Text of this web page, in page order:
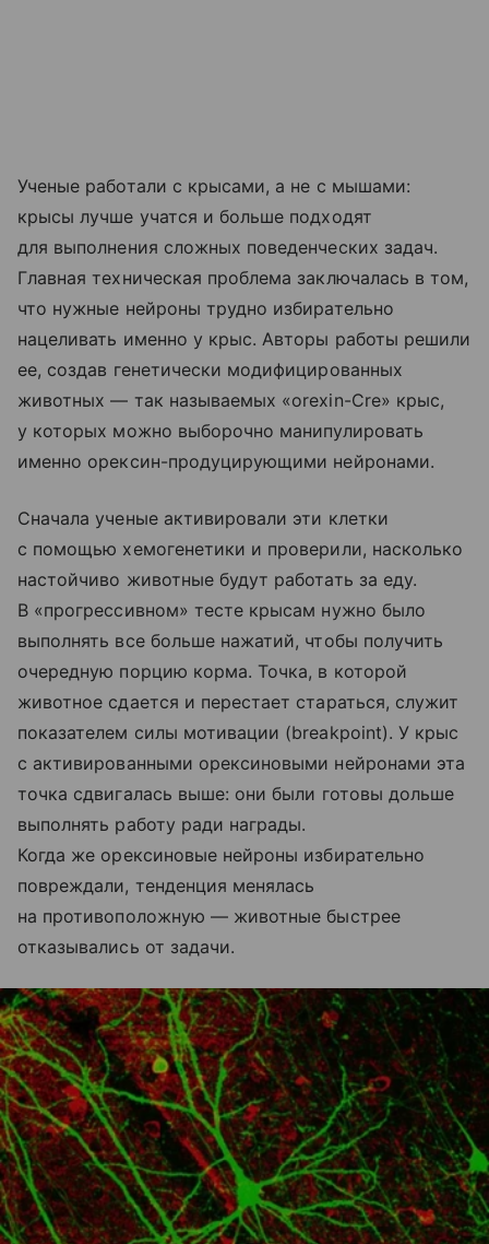
Ученые работали с крысами, а не с мышами:
крысы лучше учатся и больше подходят
для выполнения сложных поведенческих задач.
Главная техническая проблема заключалась в том,
что нужные нейроны трудно избирательно
нацеливать именно у крыс. Авторы работы решили
ее, создав генетически модифицированных
животных — так называемых «orexin-Cre» крыс,
у которых можно выборочно манипулировать
именно орексин-продуцирующими нейронами.
Сначала ученые активировали эти клетки
с помощью хемогенетики и проверили, насколько
настойчиво животные будут работать за еду.
В «прогрессивном» тесте крысам нужно было
выполнять все больше нажатий, чтобы получить
очередную порцию корма. Точка, в которой
животное сдается и перестает стараться, служит
показателем силы мотивации (breakpoint). У крыс
с активированными орексиновыми нейронами эта
точка сдвигалась выше: они были готовы дольше
выполнять работу ради награды.
Когда же орексиновые нейроны избирательно
повреждали, тенденция менялась
на противоположную — животные быстрее
отказывались от задачи.